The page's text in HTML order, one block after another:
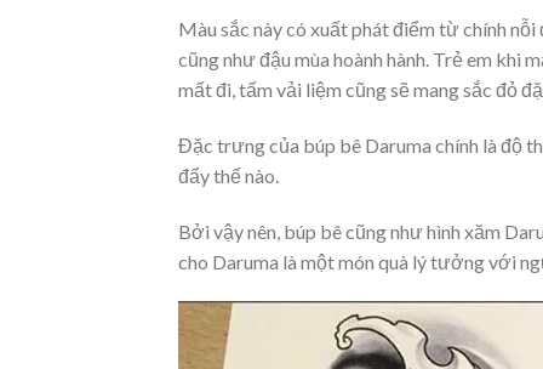
Màu sắc này có xuất phát điểm từ chính
cũng như đậu mùa hoành hành. Trẻ em khi
mất đi, tấm vải liệm cũng sẽ mang sắc đỏ
Đặc trưng của búp bê Daruma chính là độ
đẩy thế nào.
Bởi vậy nên, búp bê cũng như hình xăm
cho Daruma là một món quà lý tưởng với